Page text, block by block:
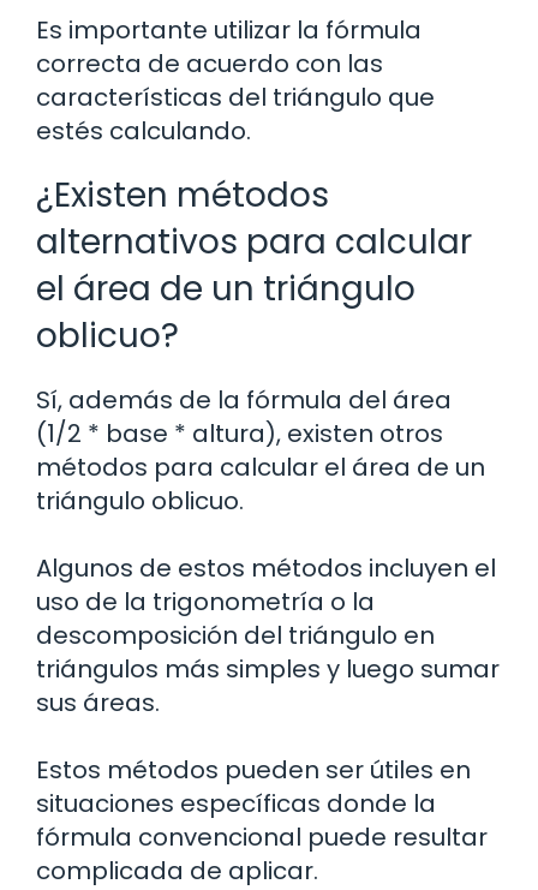
Es importante utilizar la fórmula
correcta de acuerdo con las
características del triángulo que
estés calculando.
¿Existen métodos
alternativos para calcular
el área de un triángulo
oblicuo?
Sí, además de la fórmula del área
(1/2 * base * altura), existen otros
métodos para calcular el área de un
triángulo oblicuo.
Algunos de estos métodos incluyen el
uso de la trigonometría o la
descomposición del triángulo en
triángulos más simples y luego sumar
sus áreas.
Estos métodos pueden ser útiles en
situaciones específicas donde la
fórmula convencional puede resultar
complicada de aplicar.